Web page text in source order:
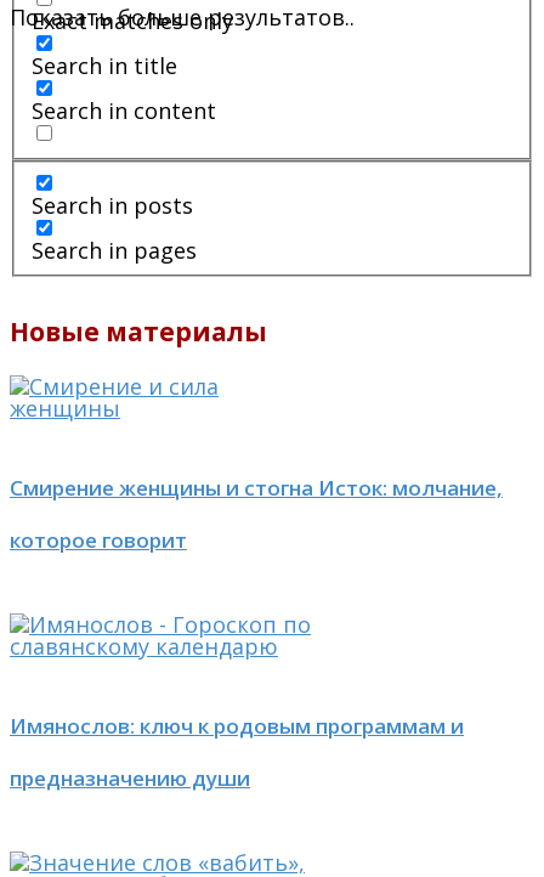
Показать больше результатов..
Exact matches only
Search in title
Search in content
Search in posts
Search in pages
Новые материалы
Смирение женщины и стогна Исток: молчание,
которое говорит
Имянослов: ключ к родовым программам и
предназначению души